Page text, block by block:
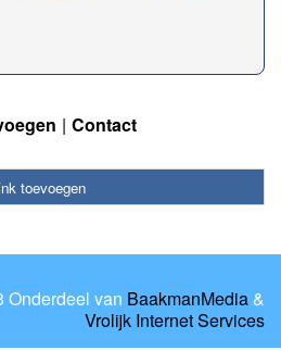
Contact
toevoegen
Onderdeel van BaakmanMedia &
Vrolijk Internet Services